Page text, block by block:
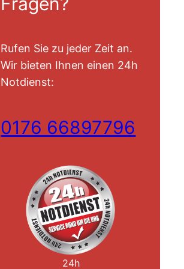
Rufen Sie zu jeder Zeit an.
Wir bieten Ihnen einen 24h
Notdienst:
0176 66897796
24h